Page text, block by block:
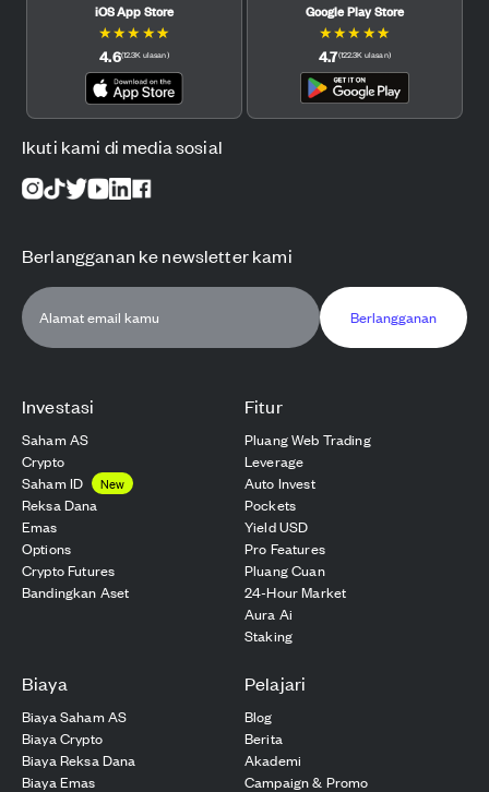
Investasi
Saham AS
Crypto
Saham ID
New
Reksa Dana
Emas
Options
Crypto Futures
Bandingkan Aset
Fitur
Pluang Web Trading
Leverage
Auto Invest
Pockets
Yield USD
Pro Features
Pluang Cuan
24-Hour Market
Aura Ai
Staking
Biaya
Biaya Saham AS
Biaya Crypto
Biaya Reksa Dana
Biaya Emas
Pelajari
Blog
Berita
Akademi
Campaign & Promo
iOS App Store
★★★ ★★
4.6(12.3K ulasan)
Google Play Store
★★★ ★★
4.7(122.3K ulasan)
Ikuti kami di media sosial
Berlangganan ke newsletter kami
Berlangganan